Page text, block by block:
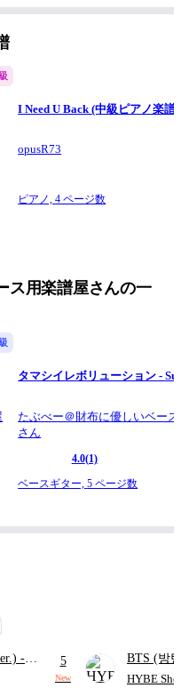
弦ベース用かを明示しており
くして、
しています。 運指は人それ
究ください。
します。
possible price so that
purchase them, and as a
to making them easy to
them easy to see, and the
as possible, so I am
numbers yourself.
다!
모토 아래 가격과 품질 모두
기 바랍니다.
도록 최저가로 제작 및 판매
I Need U Back (中級ピアノ楽譜
opusR73
ピアノ,4 ページ数
ス用楽譜屋さんの一
タマシイレボリューション -
たぶべー＠財布に優しいベー
さん
4.0(1)
ベースギター,5 ページ数
-
り)
5
New
BTS (방
HYBE